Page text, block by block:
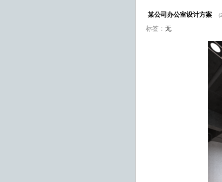
某公司办公室设计方案
标签： 无